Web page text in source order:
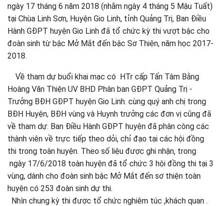
ngày 17 tháng 6 năm 2018 (nhằm ngày 4 tháng 5 Mậu Tuất)
tại Chùa Linh Sơn, Huyện Gio Linh, tỉnh Quảng Trị, Ban Điều
Hành GĐPT huyện Gio Linh đã tổ chức kỳ thi vượt bậc cho
đoàn sinh từ bậc Mở Mắt đến bậc Sơ Thiện, năm học 2017-
2018.
Về tham dự buổi khai mạc có HTr cấp Tấn Tâm Bằng
Hoàng Văn Thiện UV BHD Phân ban GĐPT Quảng Trị -
Trưởng BĐH GĐPT huyện Gio Linh. cùng quý anh chị trong
BĐH Huyện, BĐH vùng và Huynh trưởng các đơn vị cũng đã
về tham dự. Ban Điều Hành GĐPT huyện đã phân công các
thành viên về trực tiếp theo dỏi, chỉ đạo tại các hội đồng
thi trong toàn huyện. Theo số liệu được ghi nhận, trong
ngày 17/6/2018 toàn huyện đã tổ chức 3 hội đồng thi tại 3
vùng, dành cho đoàn sinh bậc Mở Mắt đến sơ thiện toàn
huyện có 253 đoàn sinh dự thi.
Nhìn chung kỳ thi được tổ chức nghiêm túc ,khách quan .